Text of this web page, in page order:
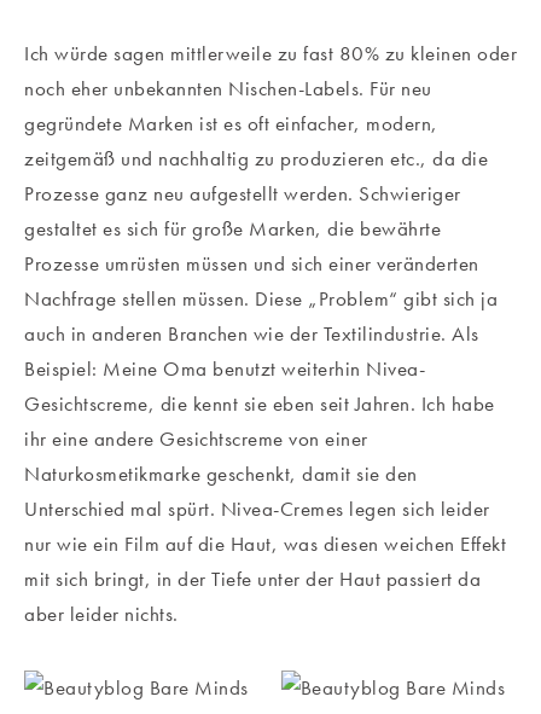
Ich würde sagen mittlerweile zu fast 80% zu kleinen oder
noch eher unbekannten Nischen-Labels. Für neu
gegründete Marken ist es oft einfacher, modern,
zeitgemäß und nachhaltig zu produzieren etc., da die
Prozesse ganz neu aufgestellt werden. Schwieriger
gestaltet es sich für große Marken, die bewährte
Prozesse umrüsten müssen und sich einer veränderten
Nachfrage stellen müssen. Diese „Problem“ gibt sich ja
auch in anderen Branchen wie der Textilindustrie. Als
Beispiel: Meine Oma benutzt weiterhin Nivea-
Gesichtscreme, die kennt sie eben seit Jahren. Ich habe
ihr eine andere Gesichtscreme von einer
Naturkosmetikmarke geschenkt, damit sie den
Unterschied mal spürt. Nivea-Cremes legen sich leider
nur wie ein Film auf die Haut, was diesen weichen Effekt
mit sich bringt, in der Tiefe unter der Haut passiert da
aber leider nichts.